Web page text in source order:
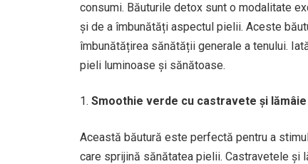
consumi. Băuturile detox sunt o modalitate
și de a îmbunătăți aspectul pielii. Aceste
îmbunătățirea sănătății generale a tenului.
pieli luminoase și sănătoase.
Smoothie verde cu castravete și lămâie
Această băutură este perfectă pentru a
care sprijină sănătatea pielii. Castravetele și